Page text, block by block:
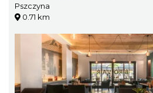
Pszczyna
0.71 km